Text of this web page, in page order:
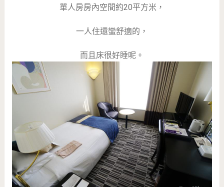
單人房房內空間約20平方米，
一人住還蠻舒適的，
而且床很好睡呢。